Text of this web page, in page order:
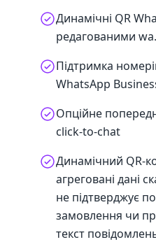
Динамічні QR
редагованими
Підтримка
WhatsApp
Опційне
click-to-chat
Динамічний QR-
агреговані дані
не підтверджує
замовлення чи
текст